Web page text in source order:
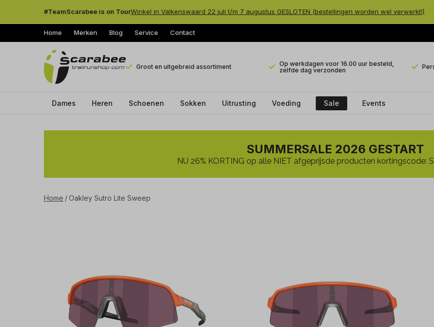
#TeamScarabee is on TourWinkel in Valkenswaard 22 juli t/m 7 augustus GESLOTEN (bestellingen worden wel verwerkt!)
Home Merken Blog Service Contact
Groot en uitgebreid assortiment
Op werkdagen voor 16.00 uur besteld,
zelfde dag verzonden
Dames Heren Schoenen Sokken Uitrusting Voeding Sale Events
Oakley
Sweep
SUMMERSALE 2026 GESTART
NU 26% KORTING op alle NIET afgeprijsde producten kortingscode:
Home Oakley Sutro Lite Sweep